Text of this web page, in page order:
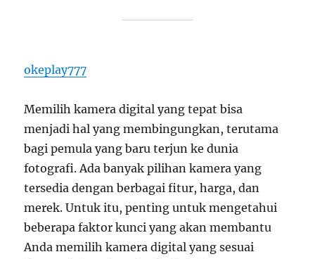
okeplay777
Memilih kamera digital yang tepat bisa
menjadi hal yang membingungkan, terutama
bagi pemula yang baru terjun ke dunia
fotografi. Ada banyak pilihan kamera yang
tersedia dengan berbagai fitur, harga, dan
merek. Untuk itu, penting untuk mengetahui
beberapa faktor kunci yang akan membantu
Anda memilih kamera digital yang sesuai